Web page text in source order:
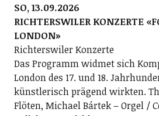
SO, 13.09.2026
RICHTERSWILER KONZERTE
LONDON»
Richterswiler Konzerte
Das Programm widmet sich
London des 17. und 18.
künstlerisch prägend wirkten.
Flöten, Michael Bártek – Orgel /